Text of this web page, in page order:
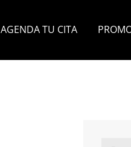
AGENDA TU CITA